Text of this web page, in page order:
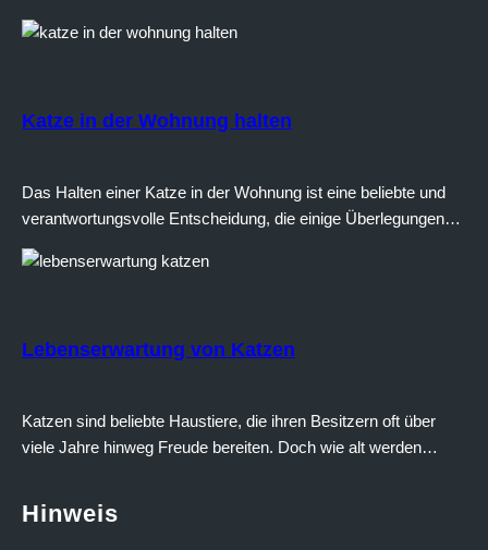
Katze in der Wohnung halten
Das Halten einer Katze in der Wohnung ist eine beliebte und
verantwortungsvolle Entscheidung, die einige Überlegungen
erfordert. In diesem Text werden wir auf verschiedene Aspekte
eingehen und dir 10 wichtige Tipps mit an die Hand geben, die
Bevor du…
Lebenserwartung von Katzen
Katzen sind beliebte Haustiere, die ihren Besitzern oft über
viele Jahre hinweg Freude bereiten. Doch wie alt werden
Lebenserwartung Die durchschnittliche Lebenserwartung von
Hinweis